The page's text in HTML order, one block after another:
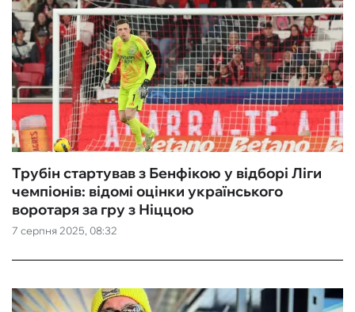
БУКМЕКЕРИ
7 серпня 2025, 08:32
Трубін стартував з Бенфікою у відборі Ліги
чемпіонів: відомі оцінки українського
воротаря за гру з Ніццою